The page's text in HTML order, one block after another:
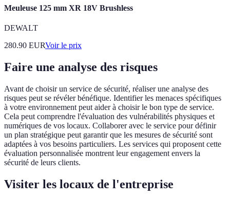
Meuleuse 125 mm XR 18V Brushless
DEWALT
280.90 EURVoir le prix
Faire une analyse des risques
Avant de choisir un service de sécurité, réaliser une analyse des
risques peut se révéler bénéfique. Identifier les menaces spécifiques
à votre environnement peut aider à choisir le bon type de service.
Cela peut comprendre l'évaluation des vulnérabilités physiques et
numériques de vos locaux. Collaborer avec le service pour définir
un plan stratégique peut garantir que les mesures de sécurité sont
adaptées à vos besoins particuliers. Les services qui proposent cette
évaluation personnalisée montrent leur engagement envers la
sécurité de leurs clients.
Visiter les locaux de l'entreprise